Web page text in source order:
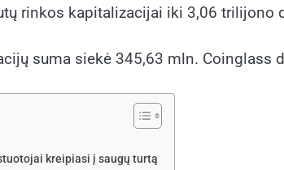
rinkos kapitalizacijai iki 3,06 trilijono
suma siekė 345,63 mln. Coinglass
kreipiasi į saugų turtą